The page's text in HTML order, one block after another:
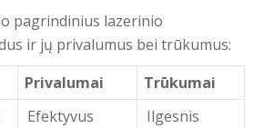
pagrindinius lazerinio
ir jų privalumus bei trūkumus:
Privalumai
Trūkumai
Efektyvus
Ilgesnis